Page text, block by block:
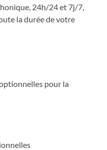
24h/24 et 7j/7,
la durée de votre
pour la